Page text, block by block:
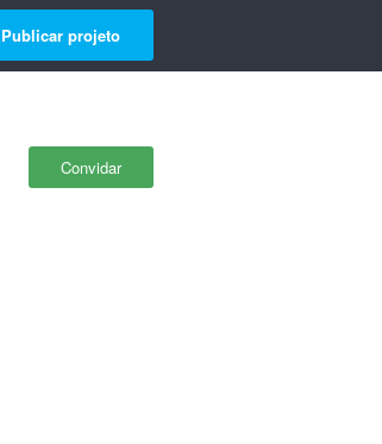
Publicar projeto
Convidar